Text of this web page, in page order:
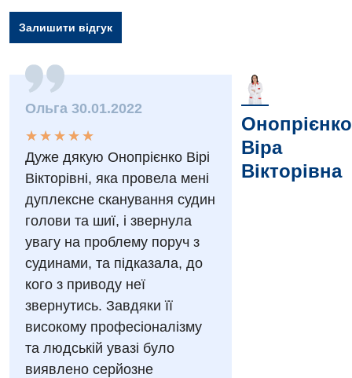
Заходи БПР
Інтернатура
Енциклопедія
Програма лояльності
Відгуки
Відео
Діагностика
Діагностичне відділення
Ендоскопічне відділення
Інструментальна діагностика
Рентгенографія
УЗД
Для дорослих
Декларування
Національний скринінг здоров’я 40+
Залишити відгук
Ольга 30.01.2022
★
★
★
★
★
★ ★ ★ ★ ★
Дуже дякую Онопрієнко Вірі
Вікторівні, яка провела мені
дуплексне сканування судин
голови та шиї, і звернула
увагу на проблему поруч з
судинами, та підказала, до
кого з приводу неї
звернутись. Завдяки її
високому професіоналізму
та людській увазі було
виявлено серйозне
Онопрієнко
Віра
Вікторівна